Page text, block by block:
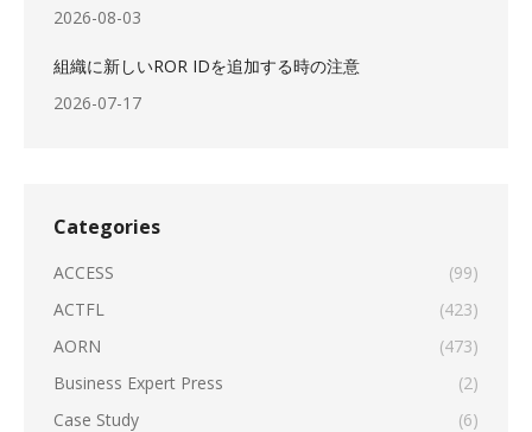
2026-08-03
組織に新しいROR IDを追加する時の注意
2026-07-17
Categories
ACCESS
(99)
ACTFL
(423)
AORN
(473)
Business Expert Press
(2)
Case Study
(6)